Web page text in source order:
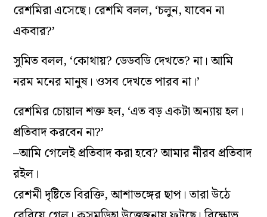
রেশমিরা এসেছে। রেশমি বলল, ‘চলুন, যাবেন না
একবার?’
সুমিত বলল, ‘কোথায়? ডেডবডি দেখতে? না। আমি
নরম মনের মানুষ। ওসব দেখতে পারব না।’
রেশমির চোয়াল শক্ত হল, ‘এত বড় একটা অন্যায় হল।
প্রতিবাদ করবেন না?’
–আমি গেলেই প্রতিবাদ করা হবে? আমার নীরব প্রতিবাদ
রইল।
রেশমী দৃষ্টিতে বিরক্তি, আশাভঙ্গের ছাপ। তারা উঠে